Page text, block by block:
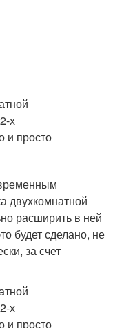
двухкомнатной
расширить в ней
будет сделано, не
за счет